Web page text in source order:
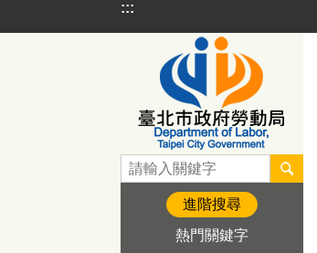
跳到主要內容區塊
:::
進階搜尋
熱門關鍵字